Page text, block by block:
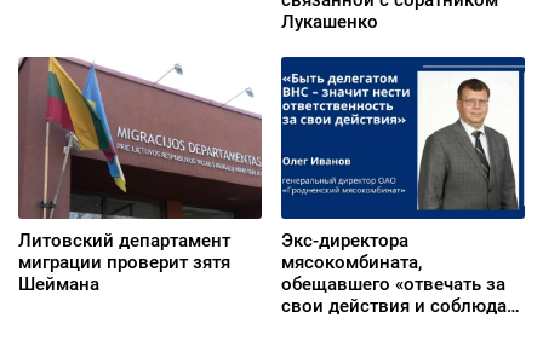
Лукашенко
Литовский департамент
миграции проверит зятя
Шеймана
Экс-директора
мясокомбината,
обещавшего «отвечать за
свои действия и соблюдать